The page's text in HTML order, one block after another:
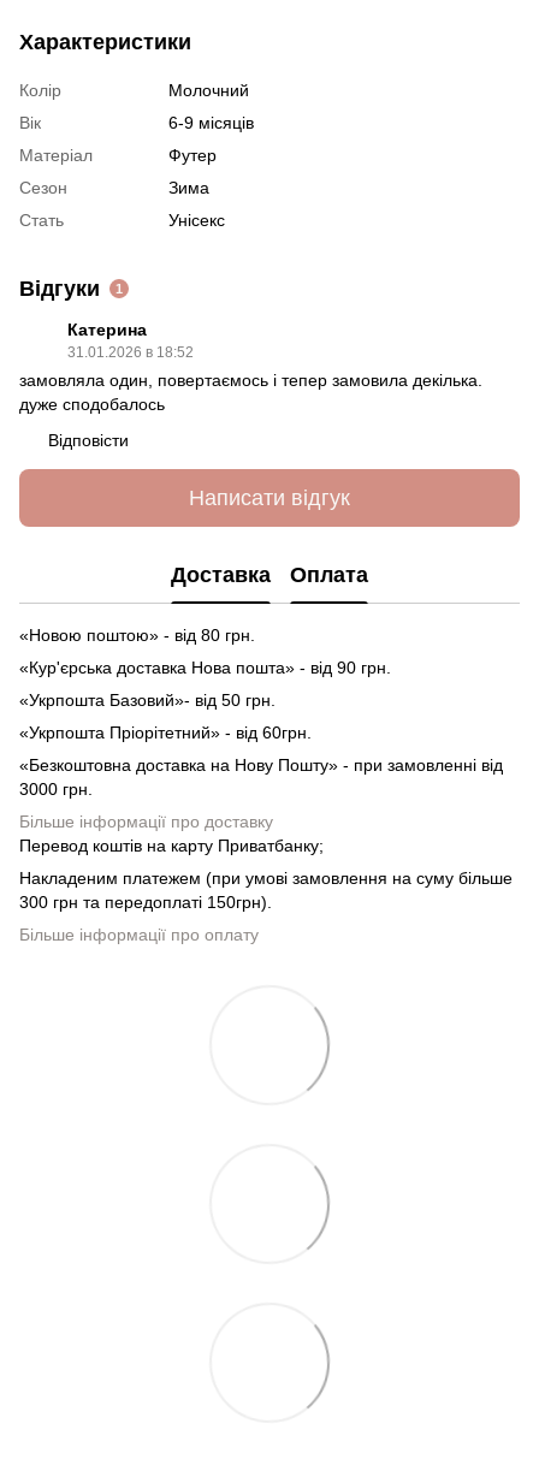
Характеристики
Колір
Молочний
Вік
6-9 місяців
Матеріал
Футер
Сезон
Зима
Стать
Унісекс
Відгуки 1
Катерина
31.01.2026 в 18:52
замовляла один, повертаємось і тепер замовила декілька.
дуже сподобалось
Відповісти
Написати відгук
Доставка Оплата
«Новою поштою» - від 80 грн.
«Кур'єрська доставка Нова пошта» - від 90 грн.
«Укрпошта Базовий»- від 50 грн.
«Укрпошта Пріорітетний» - від 60грн.
«Безкоштовна доставка на Нову Пошту» - при замовленні від
3000 грн.
Більше інформації про доставку
Перевод коштів на карту Приватбанку;
Накладеним платежем (при умові замовлення на суму більше
300 грн та передоплаті 150грн).
Більше інформації про оплату